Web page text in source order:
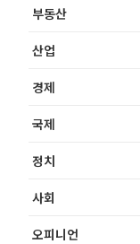
부동산
산업
경제
국제
정치
사회
오피니언